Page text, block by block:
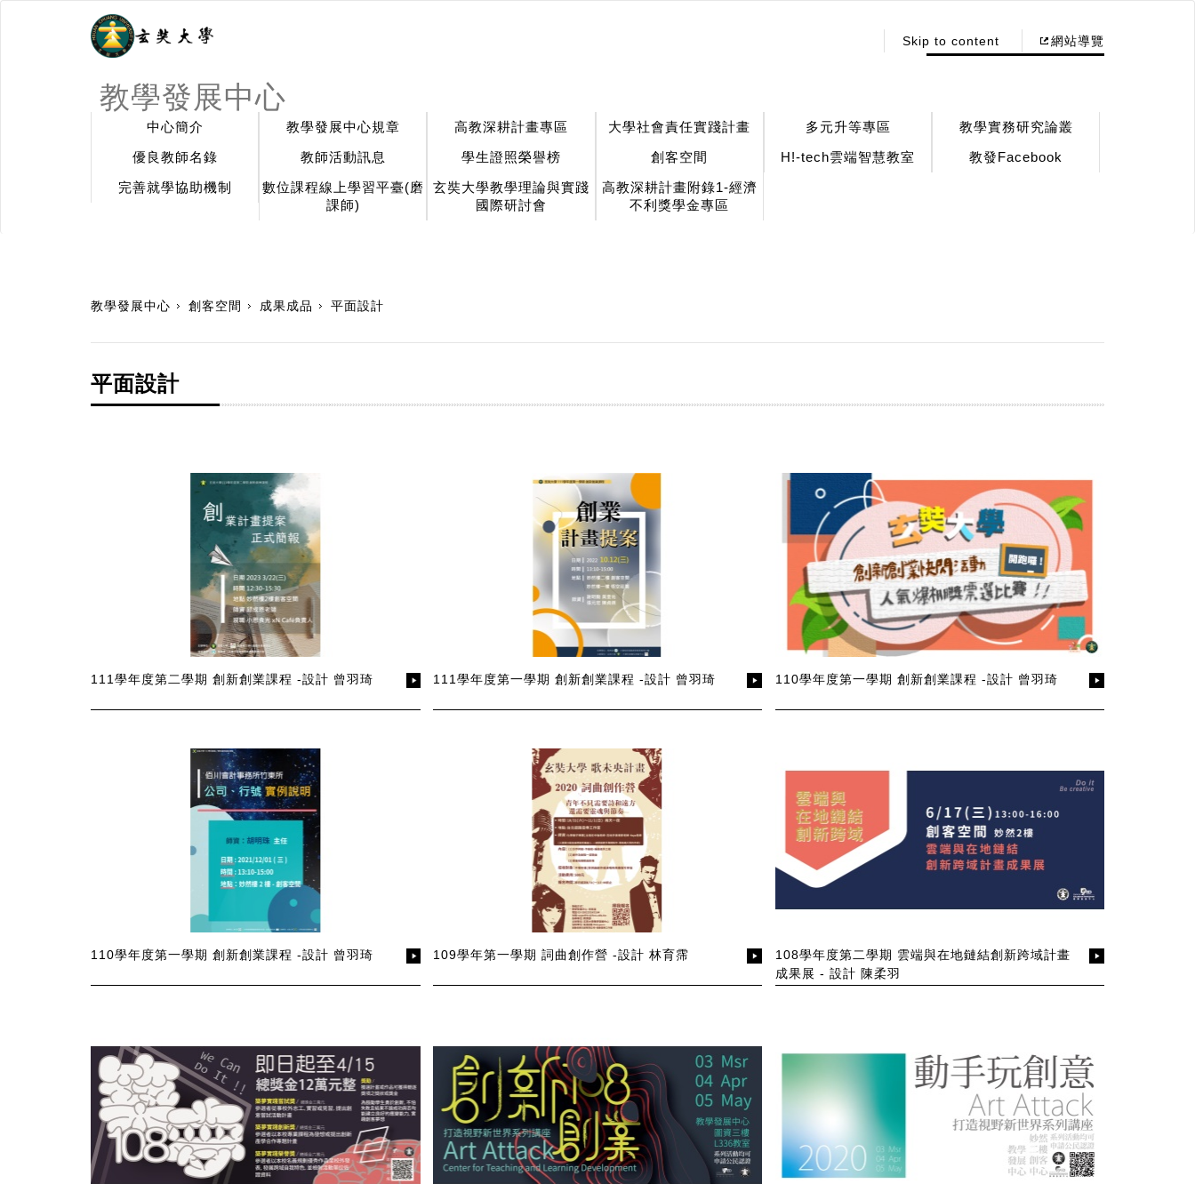
教學發展中心
Skip to content 網站導覽
中心簡介 教學發展中心規章 高教深耕計畫專區 大學社會責任實踐計畫 多元升等專區
教學實務研究論叢
優良教師名錄
教師活動訊息 學生證照榮譽榜 創客空間 H!-tech雲端智慧教室
教發Facebook
完善就學協助機制
數位課程線上學習平臺(磨
課師)
玄奘大學教學理論與實踐
國際研討會
高教深耕計畫附錄1-經濟
不利獎學金專區
教學發展中心 創客空間 成果成品 平面設計
平面設計
111學年度第二學期 創新創業課程 -設計 曾羽琦 111學年度第一學期 創新創業課程 -設計 曾羽琦 110學年度第一學期 創新創業課程 -設計 曾羽琦
110學年度第一學期 創新創業課程 -設計 曾羽琦 109學年第一學期 詞曲創作營 -設計 林育霈
108學年度第二學期 雲端與在地鏈結創新跨域計畫
成果展 - 設計 陳柔羽